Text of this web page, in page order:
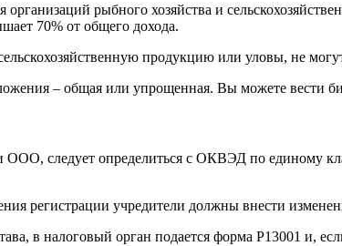
рыбного хозяйства и
70% от общего дохода.
продукцию или уловы, не
– общая или упрощенная. Вы можете вести
ООО, следует определиться с ОКВЭД по единому
регистрации учредители должны внести
в налоговый орган подается форма P13001 и,